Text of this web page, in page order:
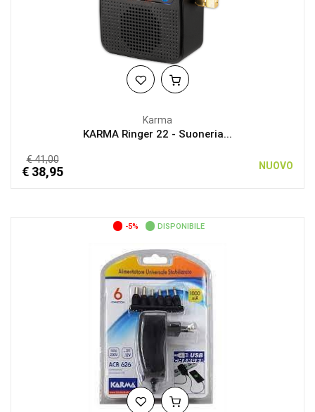
Karma
KARMA Ringer 22 - Suoneria...
€ 41,00
€ 38,95 NUOVO
-5% DISPONIBILE